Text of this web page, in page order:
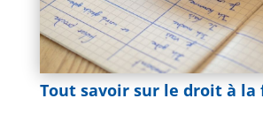
Tout savoir sur le droit à